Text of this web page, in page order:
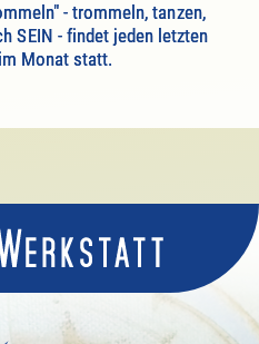
- trommeln, tanzen,
SEIN - findet jeden letzten
Monat statt.